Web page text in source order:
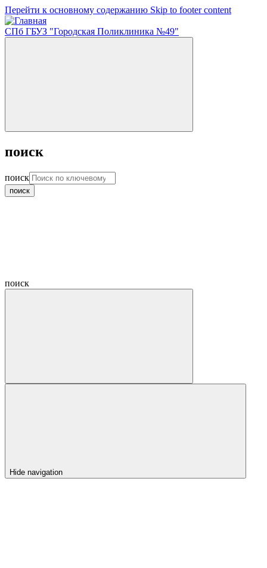
Перейти к основному содержанию Skip to footer content
СПб ГБУЗ "Городская Поликлиника №49"
поиск
поиск
поиск
Hide navigation